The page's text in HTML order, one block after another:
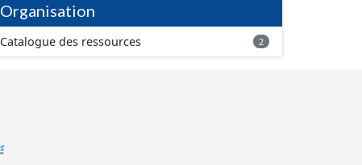
Organisation
Catalogue des ressources 2